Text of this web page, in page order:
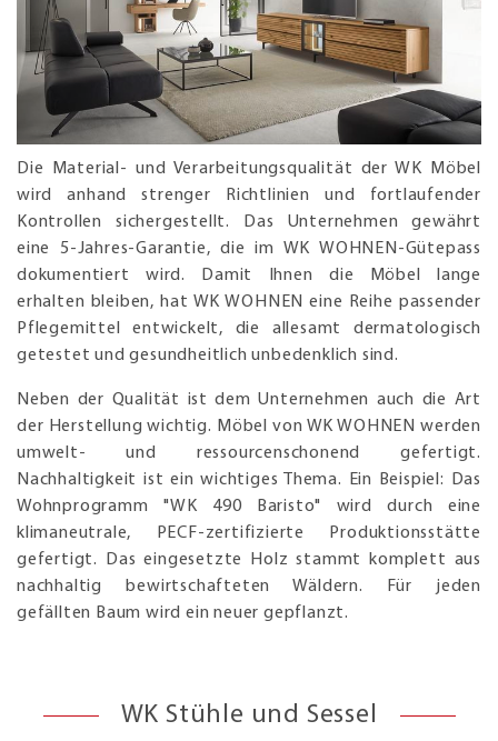
Die Material- und Verarbeitungsqualität der WK Möbel
wird anhand strenger Richtlinien und fortlaufender
Kontrollen sichergestellt. Das Unternehmen gewährt
eine 5-Jahres-Garantie, die im WK WOHNEN-Gütepass
dokumentiert wird. Damit Ihnen die Möbel lange
erhalten bleiben, hat WK WOHNEN eine Reihe passender
Pflegemittel entwickelt, die allesamt dermatologisch
getestet und gesundheitlich unbedenklich sind.
Neben der Qualität ist dem Unternehmen auch die Art
der Herstellung wichtig. Möbel von WK WOHNEN werden
umwelt- und ressourcenschonend gefertigt.
Nachhaltigkeit ist ein wichtiges Thema. Ein Beispiel: Das
Wohnprogramm "WK 490 Baristo" wird durch eine
klimaneutrale, PECF-zertifizierte Produktionsstätte
gefertigt. Das eingesetzte Holz stammt komplett aus
nachhaltig bewirtschafteten Wäldern. Für jeden
gefällten Baum wird ein neuer gepflanzt.
WK Stühle und Sessel